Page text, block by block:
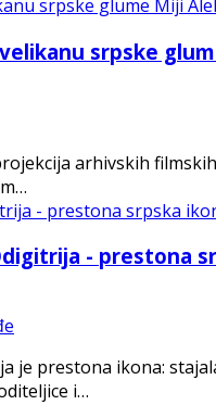
srpske
arhivskih
- prestona
je prestona ikona:
i…